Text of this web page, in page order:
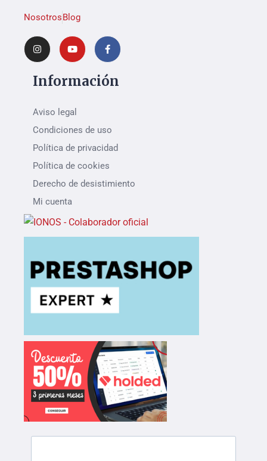
NosotrosBlog
Información
Aviso legal
Condiciones de uso
Política de privacidad
Política de cookies
Derecho de desistimiento
Mi cuenta